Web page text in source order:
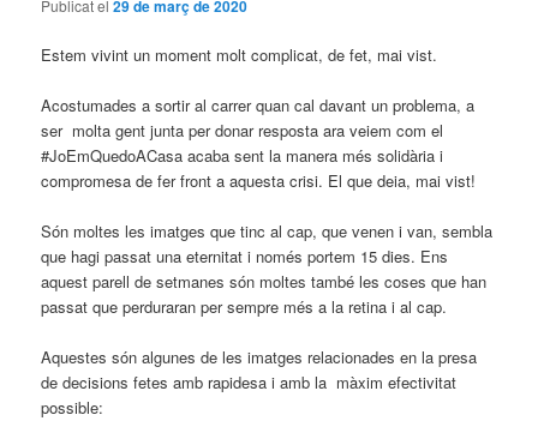
Publicat el29 de març de 2020
Estem vivint un moment molt complicat, de fet, mai vist.
Acostumades a sortir al carrer quan cal davant un problema, a
ser molta gent junta per donar resposta ara veiem com el
#JoEmQuedoACasa acaba sent la manera més solidària i
compromesa de fer front a aquesta crisi. El que deia, mai vist!
Són moltes les imatges que tinc al cap, que venen i van, sembla
que hagi passat una eternitat i només portem 15 dies. Ens
aquest parell de setmanes són moltes també les coses que han
passat que perduraran per sempre més a la retina i al cap.
Aquestes són algunes de les imatges relacionades en la presa
de decisions fetes amb rapidesa i amb la màxim efectivitat
possible: